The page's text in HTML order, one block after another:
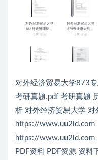
对外经济贸易大学873
考研真题.pdf 考研真题
析 对外经济贸易大学 对
https://www.uu2id.com
https://www.uu2id.com
PDF资料 PDF资源 资